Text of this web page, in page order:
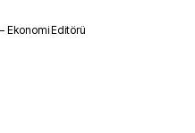
Ekonomi Editörü